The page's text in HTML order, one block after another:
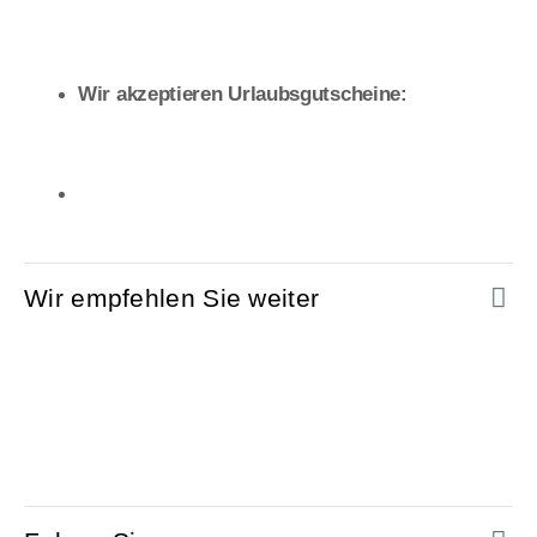
Wir akzeptieren Urlaubsgutscheine:
Wir empfehlen Sie weiter